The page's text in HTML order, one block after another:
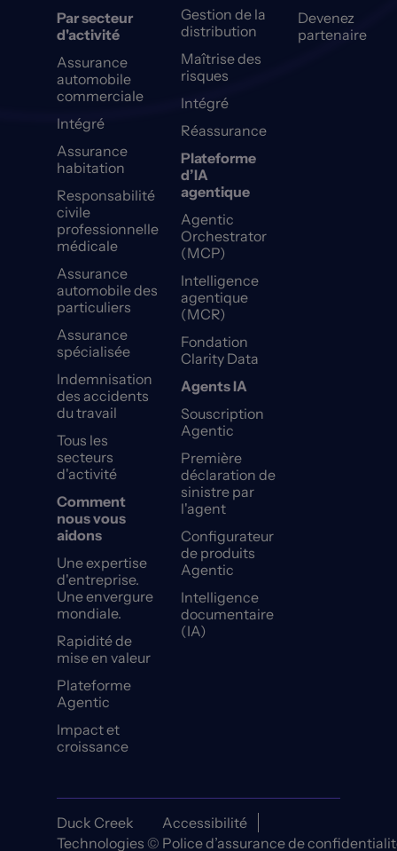
Par secteur
d'activité
Assurance
automobile
commerciale
Intégré
Assurance
habitation
Responsabilité
civile
professionnelle
médicale
Assurance
automobile des
particuliers
Assurance
spécialisée
Indemnisation
des accidents
du travail
Tous les
secteurs
d'activité
Comment
nous vous
aidons
Une expertise
d'entreprise.
Une envergure
mondiale.
Rapidité de
mise en valeur
Plateforme
Agentic
Impact et
croissance
Gestion de la
distribution
Maîtrise des
risques
Intégré
Réassurance
Plateforme
d’IA
agentique
Agentic
Orchestrator
(MCP)
Intelligence
agentique
(MCR)
Fondation
Clarity Data
Agents IA
Souscription
Agentic
Première
déclaration de
sinistre par
l'agent
Configurateur
de produits
Agentic
Intelligence
documentaire
(IA)
Devenez
partenaire
Duck Creek
Technologies ©
Accessibilité
Police d’assurance de